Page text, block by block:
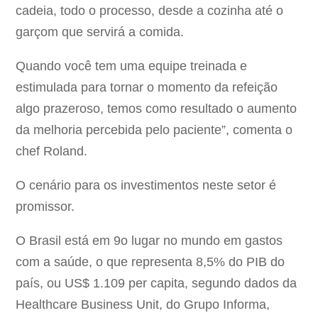
cadeia, todo o processo, desde a cozinha até o
garçom que servirá a comida.
Quando você tem uma equipe treinada e
estimulada para tornar o momento da refeição
algo prazeroso, temos como resultado o aumento
da melhoria percebida pelo paciente”, comenta o
chef Roland.
O cenário para os investimentos neste setor é
promissor.
O Brasil está em 9o lugar no mundo em gastos
com a saúde, o que representa 8,5% do PIB do
país, ou US$ 1.109 per capita, segundo dados da
Healthcare Business Unit, do Grupo Informa,